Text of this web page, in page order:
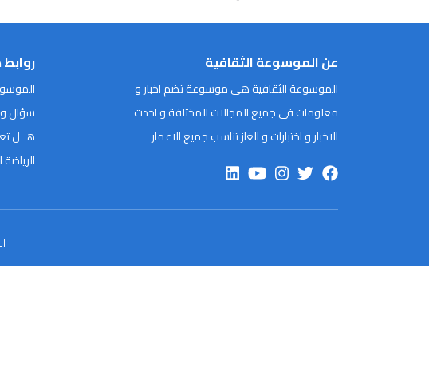
عن الموسوعة الثقافية
الموسوعة الثقافية هى موسوعة تضم اخبار و
معلومات فى جميع المجالات المختلفة و احدث
الاخبار و اختبارات و الغاز تناسب جميع الاعمار
سؤال
هــل